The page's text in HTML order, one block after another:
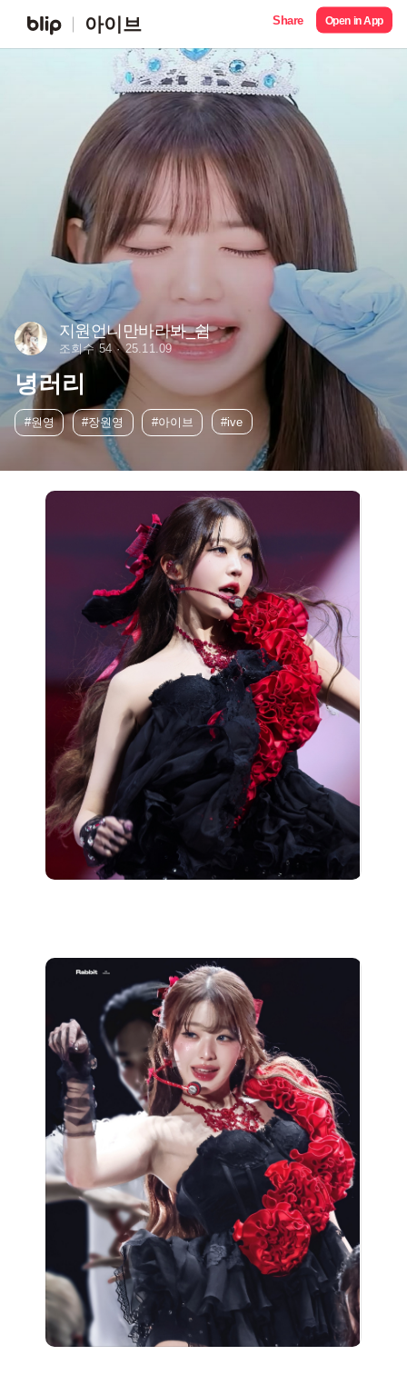
아이브 Share Open in App
지원언니만바라봐_쉼
조회수 54 25.11.09
녕러리
#원영 #장원영 #아이브 #ive